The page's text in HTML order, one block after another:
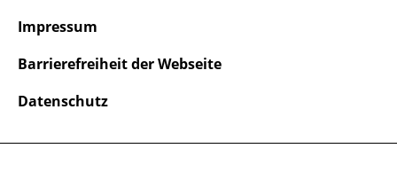
Impressum
Barrierefreiheit der Webseite
Datenschutz